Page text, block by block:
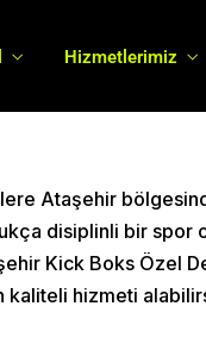
Hizmetlerimiz
Boxinghall
Ataşehir
disiplinli bir spor
Kick Boks Özel
kaliteli hizmeti